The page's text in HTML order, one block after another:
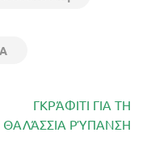
ΓΚΡΆΦΙΤΙ ΓΙΑ ΤΗ
ΘΑΛΆΣΣΙΑ ΡΎΠΑΝΣΗ